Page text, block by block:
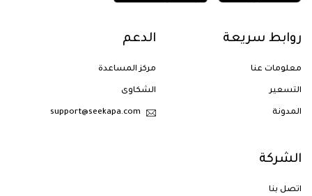
روابط سريعة
معلومات عنا
التسعير
المدونة
الدعم
مركز المساعدة
الشكاوى
support@seekapa.com
الشركة
اتصل بنا